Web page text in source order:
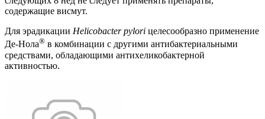
содержащие висмут.
Для эрадикации Helicobacter pylori целесообразно применение
Де-Нола® в комбинации с другими антибактериальными
средствами, обладающими антихеликобактерной
активностью.